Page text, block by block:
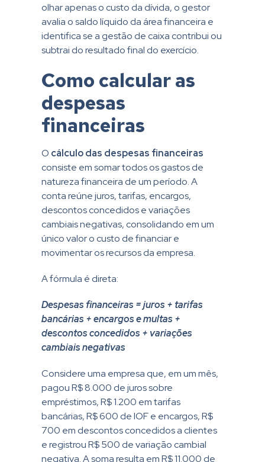
olhar apenas o custo da dívida, o gestor
avalia o saldo líquido da área financeira e
identifica se a gestão de caixa contribui ou
subtrai do resultado final do exercício.
Como calcular as
despesas
financeiras
O cálculo das despesas financeiras
consiste em somar todos os gastos de
natureza financeira de um período. A
conta reúne juros, tarifas, encargos,
descontos concedidos e variações
cambiais negativas, consolidando em um
único valor o custo de financiar e
movimentar os recursos da empresa.
A fórmula é direta:
Despesas financeiras = juros + tarifas
bancárias + encargos e multas +
descontos concedidos + variações
cambiais negativas
Considere uma empresa que, em um mês,
pagou R$ 8.000 de juros sobre
empréstimos, R$ 1.200 em tarifas
bancárias, R$ 600 de IOF e encargos, R$
700 em descontos concedidos a clientes
e registrou R$ 500 de variação cambial
negativa. A soma resulta em R$ 11.000 de